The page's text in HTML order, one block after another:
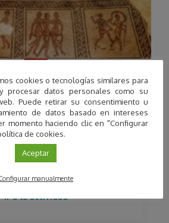
Córdoba
Villa romana de Fuente
Histórico Municipal en
Puente Genil
Promueve:
Arqueotrip
Ir a la actividad
cookies o tecnologías similares para
procesar datos personales como su
Puede retirar su consentimiento u
de datos basado en intereses
momento haciendo clic en "Configurar
de cookies.
Aceptar
manualmente